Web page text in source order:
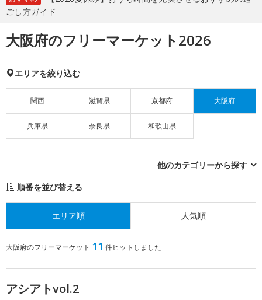
ごし方ガイド
大阪府のフリーマーケット2026
エリアを絞り込む
関西 滋賀県 京都府 大阪府
兵庫県 奈良県 和歌山県
他のカテゴリーから探す
順番を並び替える
エリア順 人気順
大阪府のフリーマーケット 11 件ヒットしました
アシアトvol.2